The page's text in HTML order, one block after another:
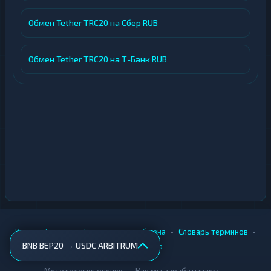
Обмен Tether TRC20 на Сбер RUB
Обмен Tether TRC20 на Т-Банк RUB
BNB BEP20 → USDC ARBITRUM
Вики • Города • Безопасность обмена • Словарь терминов •
AML-проверка